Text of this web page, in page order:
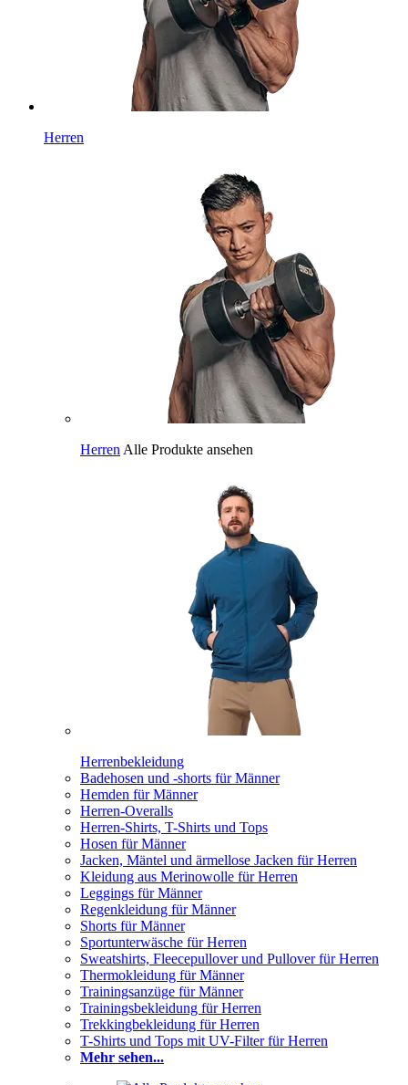
Herren
Herren Alle Produkte ansehen
Herrenbekleidung
Badehosen und -shorts für Männer
Hemden für Männer
Herren-Overalls
Herren-Shirts, T-Shirts und Tops
Hosen für Männer
Jacken, Mäntel und ärmellose Jacken für Herren
Kleidung aus Merinowolle für Herren
Leggings für Männer
Regenkleidung für Männer
Shorts für Männer
Sportunterwäsche für Herren
Sweatshirts, Fleecepullover und Pullover für Herren
Thermokleidung für Männer
Trainingsanzüge für Männer
Trainingsbekleidung für Herren
Trekkingbekleidung für Herren
T-Shirts und Tops mit UV-Filter für Herren
Mehr sehen...